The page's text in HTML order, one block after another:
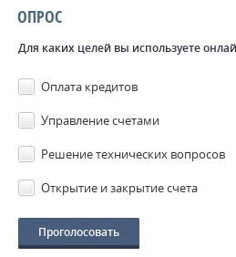
ОПРОС
Для каких целей вы используете
Оплата кредитов
Управление счетами
Решение технических вопросов
Открытие и закрытие счета